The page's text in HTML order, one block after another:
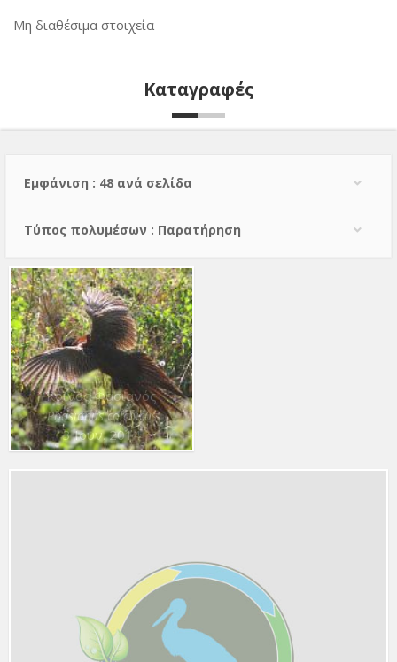
Μη διαθέσιμα στοιχεία
Καταγραφές
Εμφάνιση : 48 ανά σελίδα
Τύπος πολυμέσων : Παρατήρηση
Κοινός Φασιανός
Phasianus colchicus
3 Ιουν. 2014